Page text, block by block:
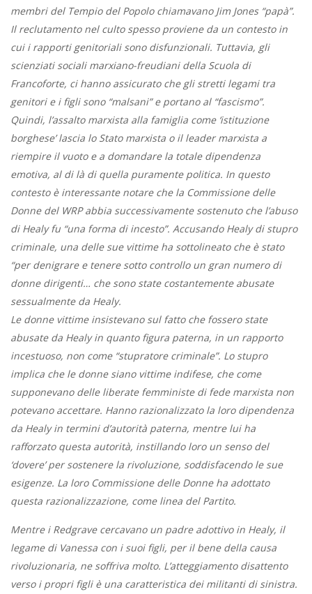
membri del Tempio del Popolo chiamavano Jim Jones “papà”.
Il reclutamento nel culto spesso proviene da un contesto in
cui i rapporti genitoriali sono disfunzionali. Tuttavia, gli
scienziati sociali marxiano-freudiani della Scuola di
Francoforte, ci hanno assicurato che gli stretti legami tra
genitori e i figli sono “malsani” e portano al “fascismo”.
Quindi, l’assalto marxista alla famiglia come ‘istituzione
borghese’ lascia lo Stato marxista o il leader marxista a
riempire il vuoto e a domandare la totale dipendenza
emotiva, al di là di quella puramente politica. In questo
contesto è interessante notare che la Commissione delle
Donne del WRP abbia successivamente sostenuto che l’abuso
di Healy fu “una forma di incesto”. Accusando Healy di stupro
criminale, una delle sue vittime ha sottolineato che è stato
“per denigrare e tenere sotto controllo un gran numero di
donne dirigenti… che sono state costantemente abusate
sessualmente da Healy.
Le donne vittime insistevano sul fatto che fossero state
abusate da Healy in quanto figura paterna, in un rapporto
incestuoso, non come “stupratore criminale”. Lo stupro
implica che le donne siano vittime indifese, che come
supponevano delle liberate femministe di fede marxista non
potevano accettare. Hanno razionalizzato la loro dipendenza
da Healy in termini d’autorità paterna, mentre lui ha
rafforzato questa autorità, instillando loro un senso del
‘dovere’ per sostenere la rivoluzione, soddisfacendo le sue
esigenze. La loro Commissione delle Donne ha adottato
questa razionalizzazione, come linea del Partito.
Mentre i Redgrave cercavano un padre adottivo in Healy, il
legame di Vanessa con i suoi figli, per il bene della causa
rivoluzionaria, ne soffriva molto. L’atteggiamento disattento
verso i propri figli è una caratteristica dei militanti di sinistra.